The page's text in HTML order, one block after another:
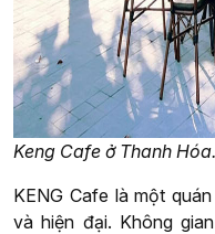
Keng Cafe ở Thanh
KENG Cafe là một
và hiện đại. Không